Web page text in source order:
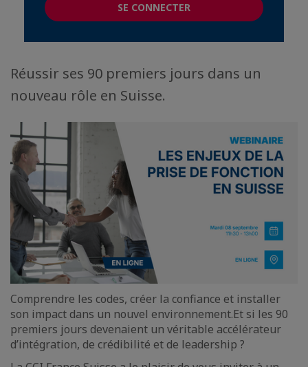
SE CONNECTER
Réussir ses 90 premiers jours dans un
nouveau rôle en Suisse.
Comprendre les codes, créer la confiance et installer
son impact dans un nouvel environnement.Et si les 90
premiers jours devenaient un véritable accélérateur
d’intégration, de crédibilité et de leadership ?